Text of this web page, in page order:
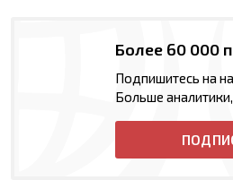
Более 60 000
Подпишитесь на
Больше